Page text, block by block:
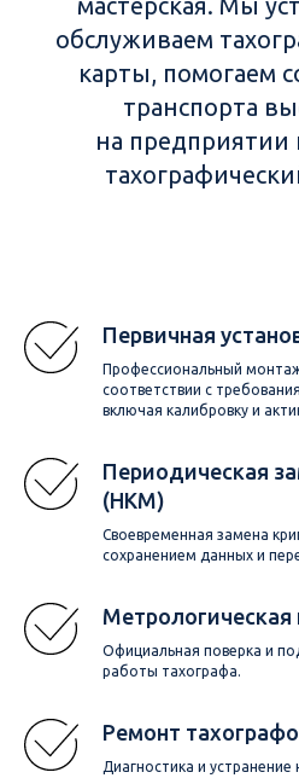
мастерская. Мы
обслуживаем
карты, помогаем
транспорта
на
Первичная
Профессиональный
соответствии с
включая калибровку и
Периодическая
(НКМ)
Своевременная замена
сохранением данных и
Метрологическая
Официальная поверка и
работы тахографа.
Ремонт
Диагностика и устранение